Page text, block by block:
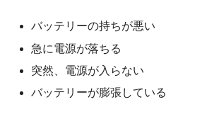
バッテリーの持ちが悪い
急に電源が落ちる
突然、電源が入らない
バッテリーが膨張している